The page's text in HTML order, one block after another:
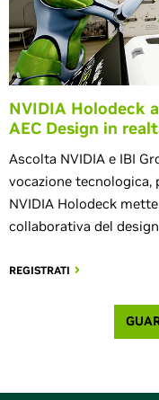
NVIDIA Holodeck
AEC Design in
Ascolta NVIDIA e IBI
vocazione
NVIDIA Holodeck
collaborativa del
REGISTRATI